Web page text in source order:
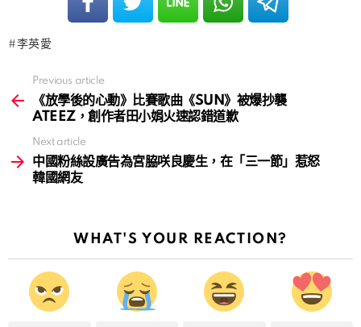
李英愛
more
Previous article
《放學後的心動》比賽歌曲《SUN》被爆抄襲
ATEEZ，創作者田小娟火速認錯道歉
Next article
中國粉絲設廣告為宮脇咲良慶生，在「三一節」惹怒
韓國網友
WHAT'S YOUR REACTION?